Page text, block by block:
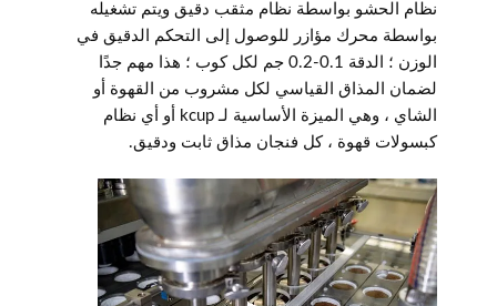
نظام الحشو بواسطة نظام مثقب دقيق ويتم تشغيله
بواسطة محرك مؤازر للوصول إلى التحكم الدقيق في
الوزن ؛ الدقة 0.1-0.2 جم لكل كوب ؛ هذا مهم جدًا
لضمان المذاق القياسي لكل مشروب من القهوة أو
الشاي ، وهي الميزة الأساسية لـ kcup أو أي نظام
كبسولات قهوة ، كل فنجان مذاق ثابت ودقيق.